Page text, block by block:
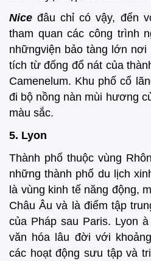
Nice đâu chỉ có vậy, đến
tham quan các công trình
nhữngviện bảo tàng lớn
tích từ đống đổ nát của
Camenelum. Khu phố cổ
đi bộ nồng nàn mùi hương
màu sắc.
5. Lyon
Thành phố thuộc vùng
những thành phố du lịch
là vùng kinh tế năng động,
Châu Âu và là điểm tập
của Pháp sau Paris. Lyon
văn hóa lâu đời với
các hoạt động sưu tập và